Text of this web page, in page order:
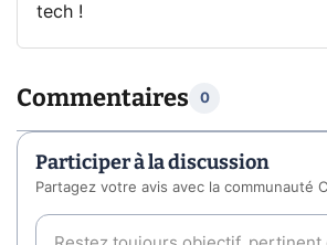
tech !
Commentaires 0
Participer à la discussion
Partagez votre avis avec la communauté